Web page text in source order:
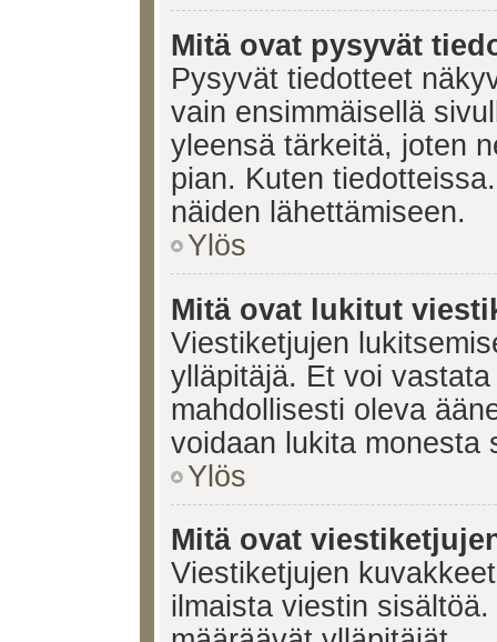
Mitä ovat pysyvät
Pysyvät tiedotteet
vain ensimmäisellä
yleensä tärkeitä, joten
pian. Kuten
näiden lähettämiseen.
Ylös
Mitä ovat lukitut
Viestiketjujen
ylläpitäjä. Et voi
mahdollisesti oleva
voidaan lukita monesta
Ylös
Mitä ovat
Viestiketjujen
ilmaista viestin